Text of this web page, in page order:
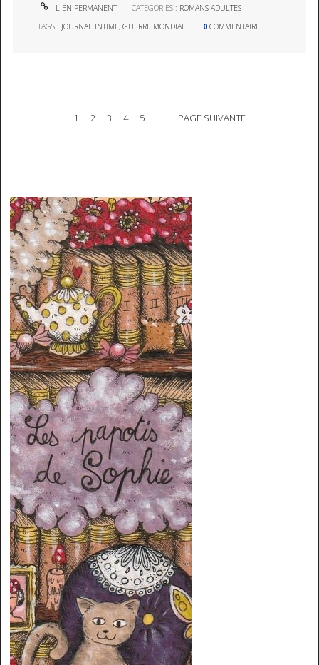
LIEN PERMANENT CATÉGORIES : ROMANS ADULTES
TAGS : JOURNAL INTIME,GUERRE MONDIALE 0 COMMENTAIRE
1 2 3 4 5 PAGE SUIVANTE